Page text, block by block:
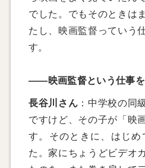
でした。でもそのときは
たし、映画監督っていう
す。
――映画監督という仕事を
長谷川さん ：中学校の同
ですけど、その子が「映
す。そのときに、はじ
た。家にちょうどビデオ